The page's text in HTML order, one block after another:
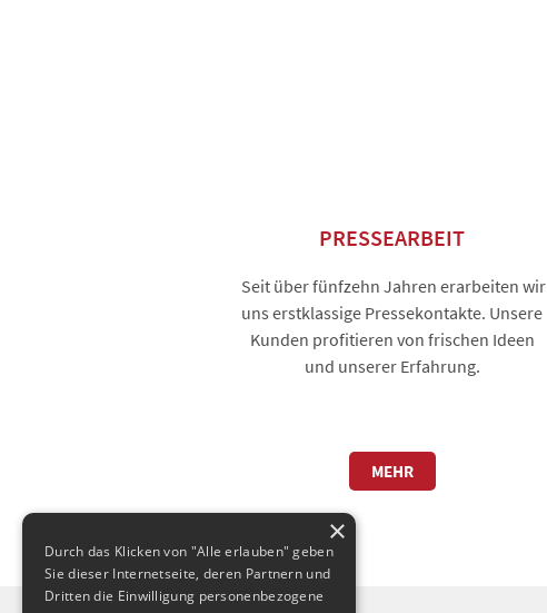
PRESSEARBEIT
Seit über fünfzehn Jahren erarbeiten wir
uns erstklassige Pressekontakte. Unsere
Kunden profitieren von frischen Ideen
und unserer Erfahrung.
MEHR
×
Durch das Klicken von "Alle erlauben" geben
Sie dieser Internetseite, deren Partnern und
Dritten die Einwilligung personenbezogene